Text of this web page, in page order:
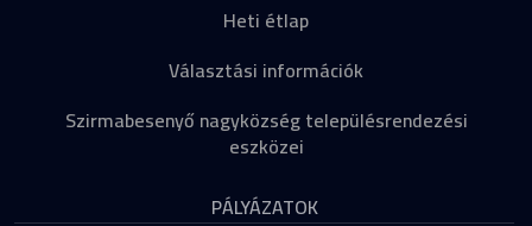
Heti étlap
Választási információk
Szirmabesenyő nagyközség településrendezési
eszközei
PÁLYÁZATOK